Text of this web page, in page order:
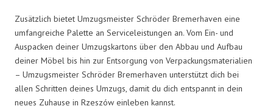
Zusätzlich bietet Umzugsmeister Schröder Bremerhaven eine
umfangreiche Palette an Serviceleistungen an. Vom Ein- und
Auspacken deiner Umzugskartons über den Abbau und Aufbau
deiner Möbel bis hin zur Entsorgung von Verpackungsmaterialien
– Umzugsmeister Schröder Bremerhaven unterstützt dich bei
allen Schritten deines Umzugs, damit du dich entspannt in dein
neues Zuhause in Rzeszów einleben kannst.